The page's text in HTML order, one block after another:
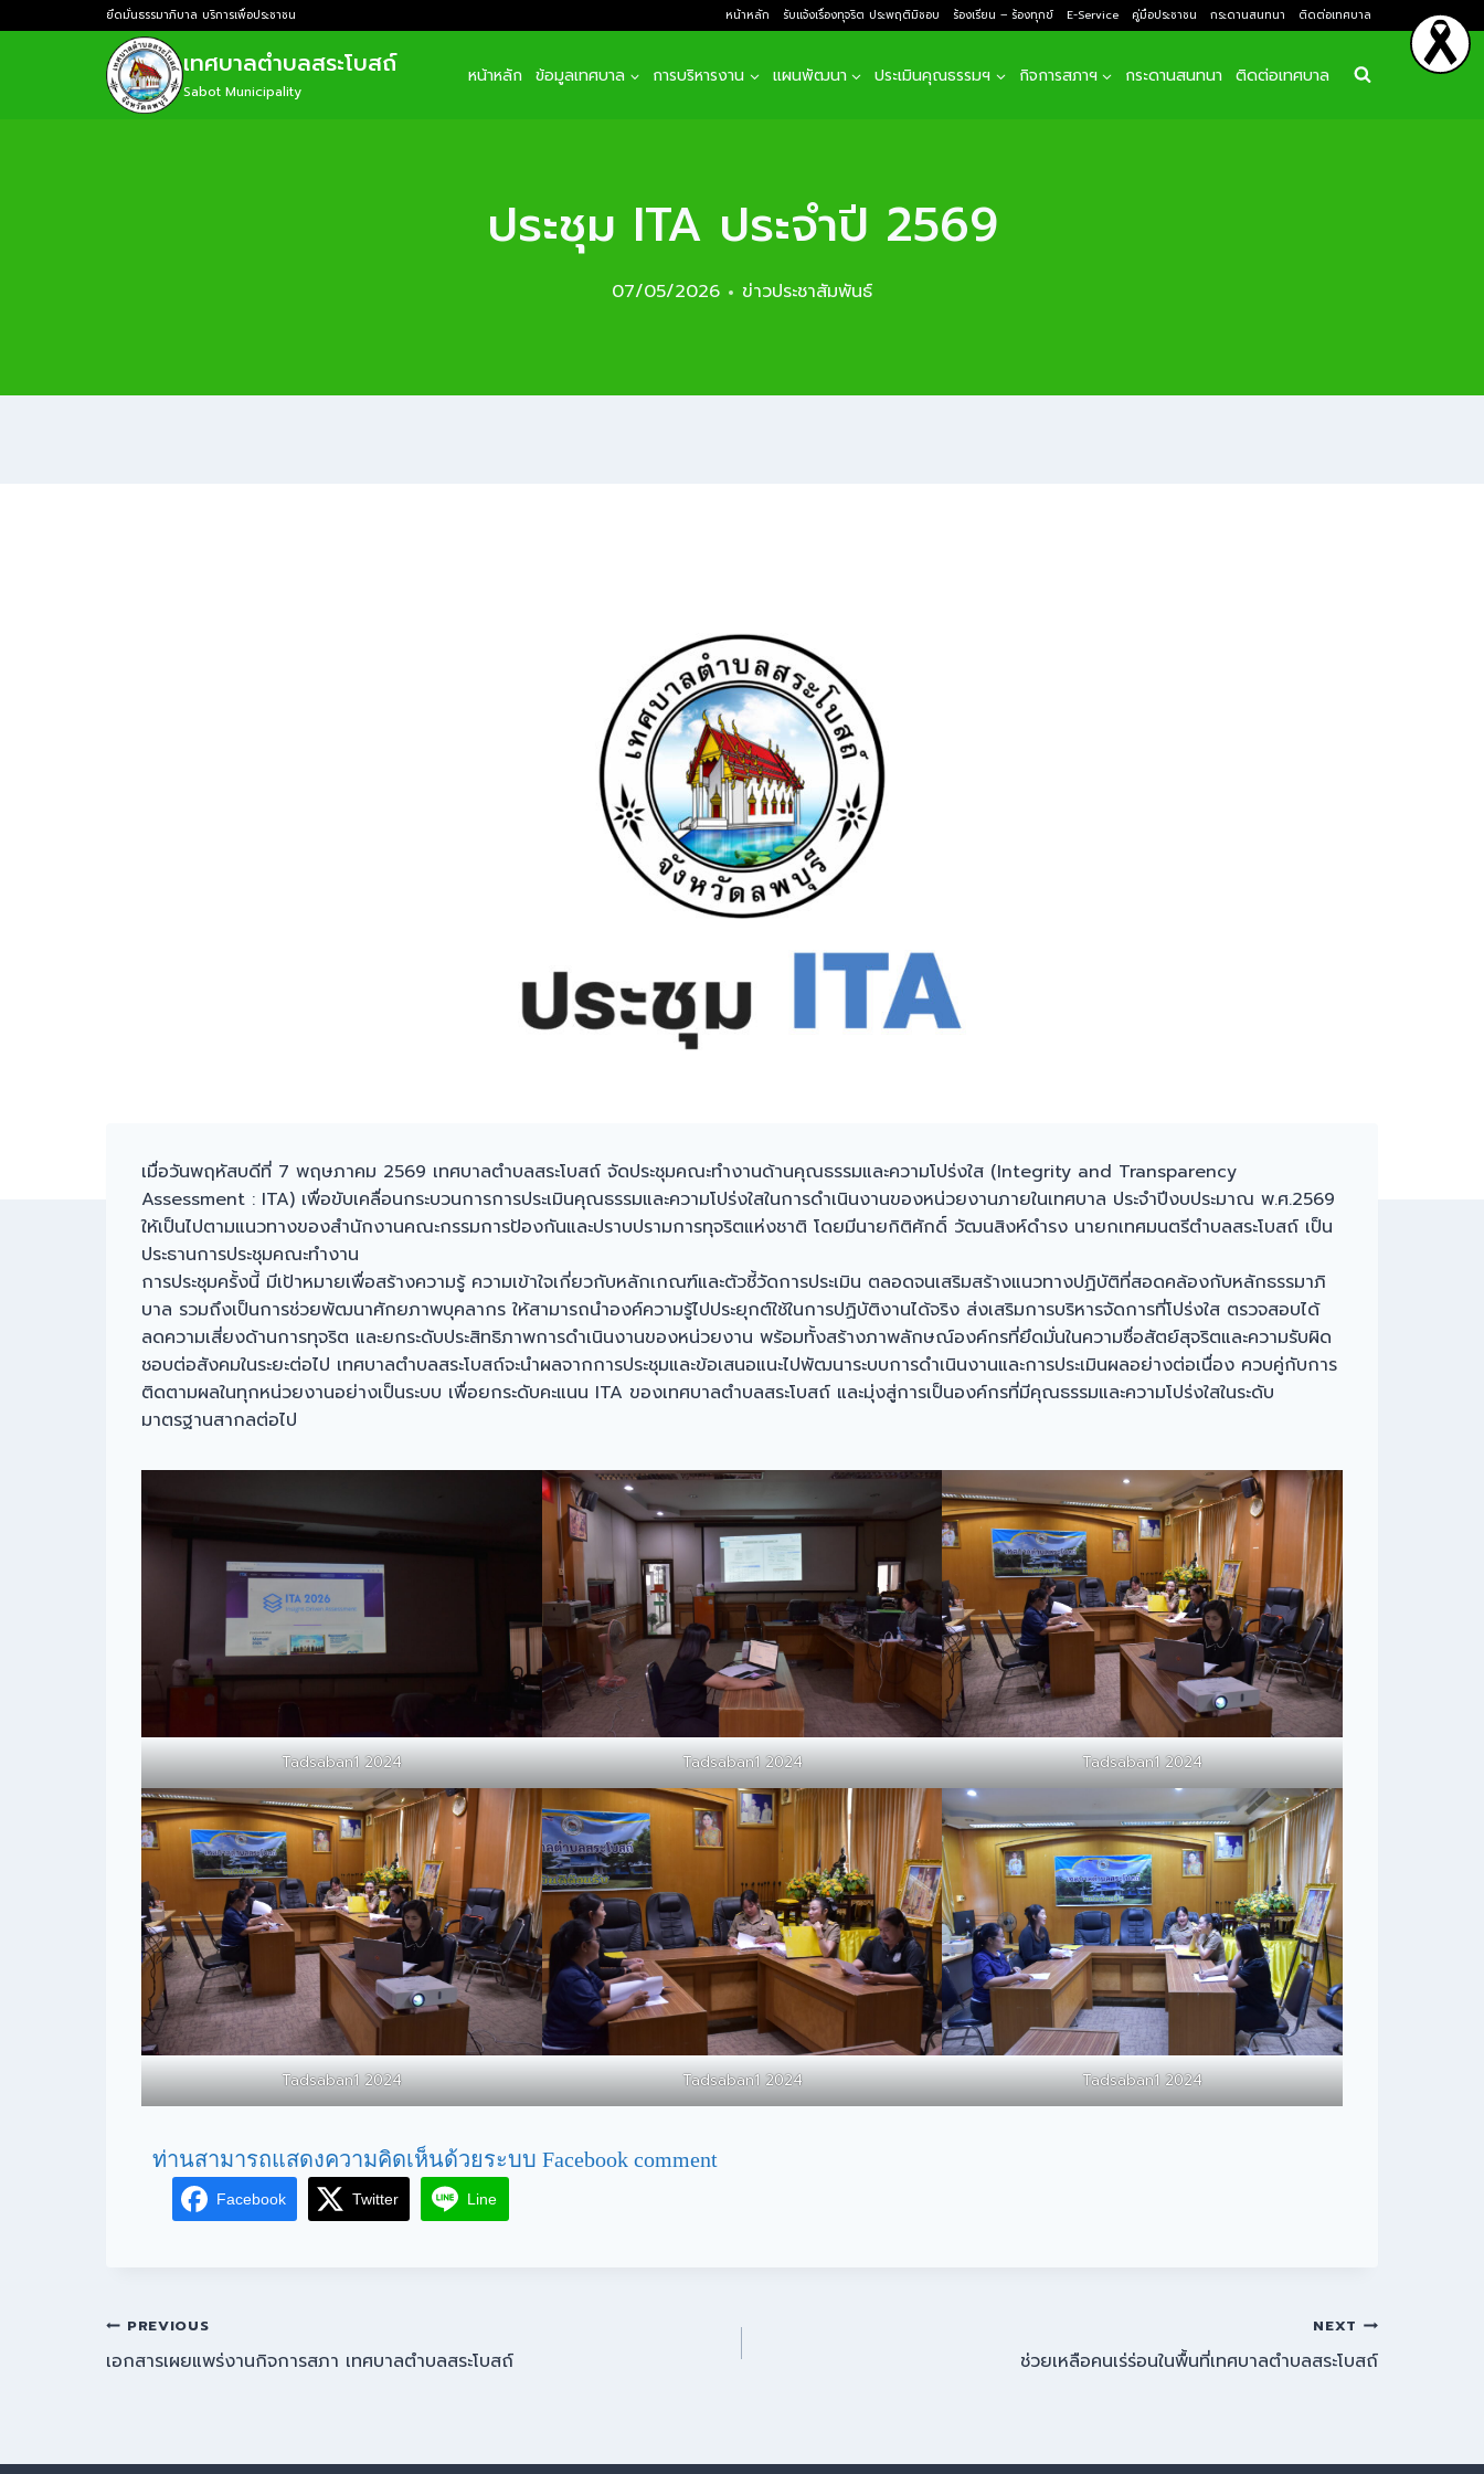
ยึดมั่นธรรมาภิบาล บริการเพื่อประชาชน หน้าหลัก รับแจ้งเรื่องทุจริต ประพฤติมิชอบ ร้องเรียน – ร้องทุกข์ E-Service คู่มือประชาชน กระดานสนทนา ติดต่อเทศบาล
เทศบาลตำบลสระโบสถ์
Sabot Municipality
หน้าหลัก ข้อมูลเทศบาล การบริหารงาน แผนพัฒนา ประเมินคุณธรรมฯ กิจการสภาฯ กระดานสนทนา ติดต่อเทศบาล
ประชุม ITA ประจำปี 2569
07/05/2026 ข่าวประชาสัมพันธ์
เมื่อวันพฤหัสบดีที่ 7 พฤษภาคม 2569 เทศบาลตำบลสระโบสถ์ จัดประชุมคณะทำงานด้านคุณธรรมและความโปร่งใส (Integrity and Transparency
Assessment : ITA) เพื่อขับเคลื่อนกระบวนการการประเมินคุณธรรมและความโปร่งใสในการดำเนินงานของหน่วยงานภายในเทศบาล ประจำปีงบประมาณ พ.ศ.2569
ให้เป็นไปตามแนวทางของสำนักงานคณะกรรมการป้องกันและปราบปรามการทุจริตแห่งชาติ โดยมีนายกิติศักดิ์ วัฒนสิงห์ดำรง นายกเทศมนตรีตำบลสระโบสถ์ เป็น
ประธานการประชุมคณะทำงาน
การประชุมครั้งนี้ มีเป้าหมายเพื่อสร้างความรู้ ความเข้าใจเกี่ยวกับหลักเกณฑ์และตัวชี้วัดการประเมิน ตลอดจนเสริมสร้างแนวทางปฏิบัติที่สอดคล้องกับหลักธรรมาภิ
บาล รวมถึงเป็นการช่วยพัฒนาศักยภาพบุคลากร ให้สามารถนำองค์ความรู้ไปประยุกต์ใช้ในการปฏิบัติงานได้จริง ส่งเสริมการบริหารจัดการที่โปร่งใส ตรวจสอบได้
ลดความเสี่ยงด้านการทุจริต และยกระดับประสิทธิภาพการดำเนินงานของหน่วยงาน พร้อมทั้งสร้างภาพลักษณ์องค์กรที่ยึดมั่นในความซื่อสัตย์สุจริตและความรับผิด
ชอบต่อสังคมในระยะต่อไป เทศบาลตำบลสระโบสถ์จะนำผลจากการประชุมและข้อเสนอแนะไปพัฒนาระบบการดำเนินงานและการประเมินผลอย่างต่อเนื่อง ควบคู่กับการ
ติดตามผลในทุกหน่วยงานอย่างเป็นระบบ เพื่อยกระดับคะแนน ITA ของเทศบาลตำบลสระโบสถ์ และมุ่งสู่การเป็นองค์กรที่มีคุณธรรมและความโปร่งใสในระดับ
มาตรฐานสากลต่อไป
Tadsaban1 2024 Tadsaban1 2024 Tadsaban1 2024
Tadsaban1 2024 Tadsaban1 2024 Tadsaban1 2024
ท่านสามารถแสดงความคิดเห็นด้วยระบบ Facebook comment
Facebook Twitter Line
PREVIOUS
เอกสารเผยแพร่งานกิจการสภา เทศบาลตำบลสระโบสถ์
NEXT
ช่วยเหลือคนเร่ร่อนในพื้นที่เทศบาลตำบลสระโบสถ์